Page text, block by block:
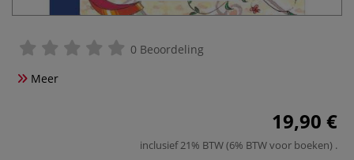
0 Beoordeling
Meer
19,90 €
inclusief 21% BTW (6% BTW voor boeken) .